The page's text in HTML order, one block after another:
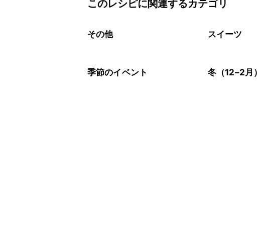
A こちら
このレシピに関連するカテゴリ
その他 スイーツ
季節のイベント 冬（12–2月）